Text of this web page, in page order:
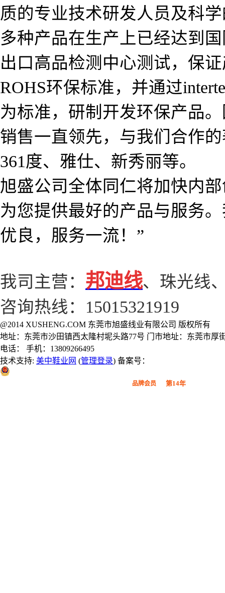
质的专业技术研发人员及科
多种产品在生产上已经达到
出口高品检测中心测试，保
ROHS环保标准，并通过
为标准，研制开发环保产品
销售一直领先，与我们合作
361度、雅仕、新秀丽等。
旭盛公司全体同仁将加快内
为您提供最好的产品与服务
优良，服务一流！”
我司主营： 邦迪线、 珠光线
咨询热线：15015321919
@2014 XUSHENG.COM 东莞市旭盛线业有限公司 版权所有
地址：东莞市沙田镇西太隆村坭头路77号 门市地址：东莞市厚
电话： 手机：13809266495
技术支持: 美中鞋业网 (管理登录) 备案号：
品牌会员 第14年